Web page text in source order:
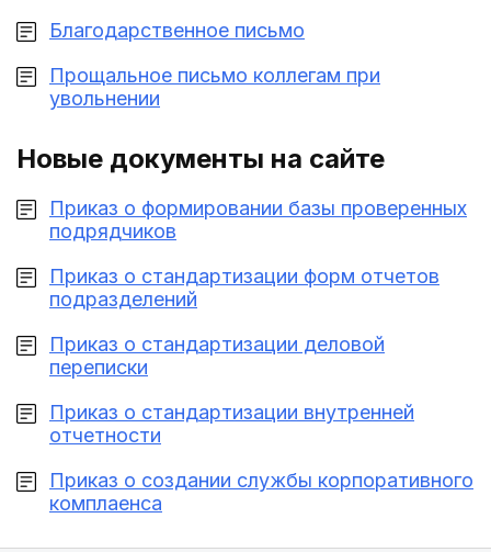
Благодарственное письмо
Прощальное письмо коллегам при
увольнении
Новые документы на сайте
Приказ о формировании базы проверенных
подрядчиков
Приказ о стандартизации форм отчетов
подразделений
Приказ о стандартизации деловой
переписки
Приказ о стандартизации внутренней
отчетности
Приказ о создании службы корпоративного
комплаенса